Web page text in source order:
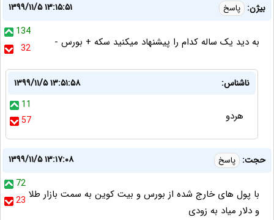
بیژن: پاسخ
۱۳۹۹/۱۱/۵ ۱۳:۱۵:۵۱
134
32
به دید یک ساله کدام را پیشنهاد میکنید سکه + بورس -
ناشناس:
۱۳۹۹/۱۱/۵ ۱۳:۵۱:۵۸
11
57
هردو
حجت: پاسخ
۱۳۹۹/۱۱/۵ ۱۳:۱۷:۰۸
72
23 با پول های خارج شده از بورس و بیت کوین به سمت بازار طلا
و دلار میاد به زودی